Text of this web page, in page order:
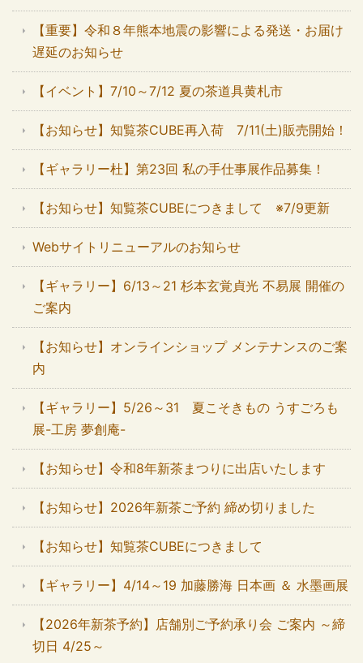
【重要】令和８年熊本地震の影響による発送・お届け
遅延のお知らせ
【イベント】7/10～7/12 夏の茶道具黄札市
【お知らせ】知覧茶CUBE再入荷 7/11(土)販売開始！
【ギャラリー杜】第23回 私の手仕事展作品募集！
【お知らせ】知覧茶CUBEにつきまして ※7/9更新
Webサイトリニューアルのお知らせ
【ギャラリー】6/13～21 杉本玄覚貞光 不易展 開催の
ご案内
【お知らせ】オンラインショップ メンテナンスのご案
内
【ギャラリー】5/26～31 夏こそきもの うすごろも
展-工房 夢創庵-
【お知らせ】令和8年新茶まつりに出店いたします
【お知らせ】2026年新茶ご予約 締め切りました
【お知らせ】知覧茶CUBEにつきまして
【ギャラリー】4/14～19 加藤勝海 日本画 ＆ 水墨画展
【2026年新茶予約】店舗別ご予約承り会 ご案内 ～締
切日 4/25～